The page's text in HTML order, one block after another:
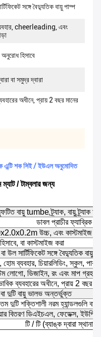
সঙ্গে বৈদ্যুতিক বায়ু পাম্প
cheerleading, এবং
হিসাবে
বা সমুদ্র দ্বারা
অধীনে, প্রায় 2 বছর মানের
এন্টি শক সিই / ইউএল অনুমোদিত
ম্যাট / টাম্বলার জন্য
বায়ু tumbe ট্র্যাক, বায়ু ট্র্যাক
ডাবল প্রাচীর ফ্যাব্রিক
উচ্চ, এবং কাস্টমাইজ করা
বা কাস্টমাইজ করা
উল সার্টিফিকেট সঙ্গে বৈদ্যুতিক বায়ু
হোম ব্যবহার, চিয়ারলিডিং, স্কুল,
লোগো, ডিজাইন, রং এবং মাপ
ব্যবহারের অধীনে, প্রায় 2 বছর
দুটি বায়ু ভালভ অন্তর্ভুক্ত
দুটি শক্তিশালী নরম হ্যান্ডলগুলি
বিতরণ ডিএইচএল, ফেডেক্স, ইউপিএস,
টি / টি (ব্যাঙ্ক দ্বারা